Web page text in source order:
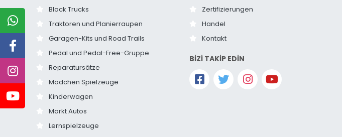
Block Trucks
Traktoren und Planierraupen
Garagen-Kits und Road Trails
Pedal und Pedal-Free-Gruppe
Reparatursätze
Mädchen Spielzeuge
Kinderwagen
Markt Autos
Lernspielzeuge
Zertifizierungen
Handel
Kontakt
BİZİ TAKİP EDİN